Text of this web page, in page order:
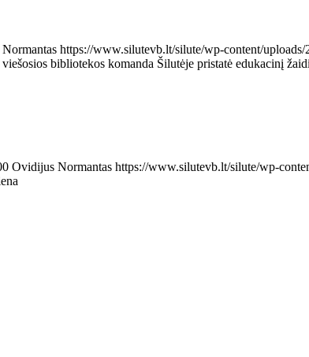
https://www.silutevb.lt/silute/wp-content/
bibliotekos komanda Šilutėje pristatė edukacinį
Ovidijus Normantas https://www.silutevb.lt/silute/wp-